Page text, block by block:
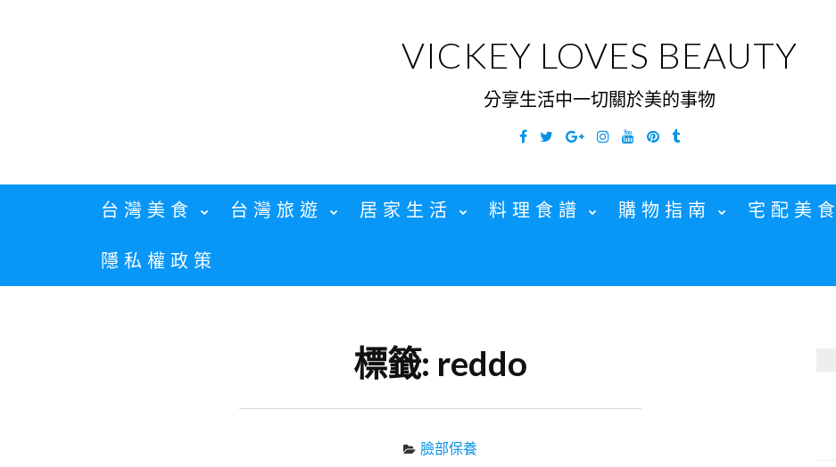
VICKEY LOVES BEAUTY
分享生活中一切關於美的事物
Facebook
TwitterGoogleInstagramYouTubePinterest
Tumblr
台灣美食 台灣旅遊 居家生活 料理食譜 購物指南 宅配美食
隱私權政策
標籤: reddo
臉部保養